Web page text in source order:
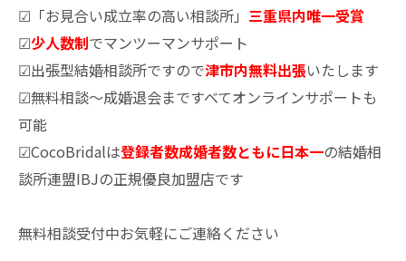
☑「お見合い成立率の高い相談所」 三重県内唯一受賞
☑少人数制でマンツーマンサポート
☑出張型結婚相談所ですので津市内無料出張いたします
☑無料相談～成婚退会まですべてオンラインサポートも
可能
☑CocoBridalは登録者数成婚者数ともに日本一の結婚相
談所連盟IBJの正規優良加盟店です
無料相談受付中お気軽にご連絡ください